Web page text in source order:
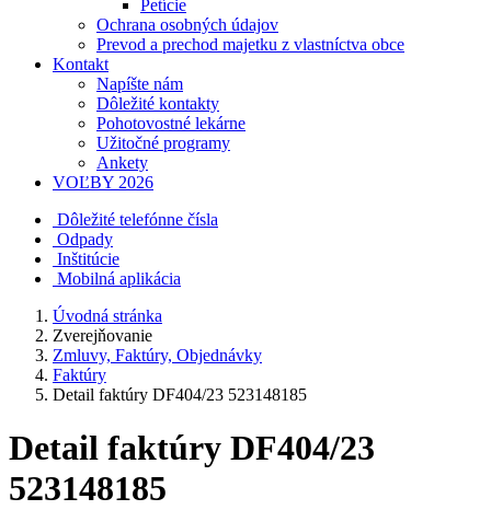
Petície
Ochrana osobných údajov
Prevod a prechod majetku z vlastníctva obce
Kontakt
Napíšte nám
Dôležité kontakty
Pohotovostné lekárne
Užitočné programy
Ankety
VOĽBY 2026
Dôležité telefónne čísla
Odpady
Inštitúcie
Mobilná aplikácia
Úvodná stránka
Zverejňovanie
Zmluvy, Faktúry, Objednávky
Faktúry
Detail faktúry DF404/23 523148185
Detail faktúry DF404/23
523148185